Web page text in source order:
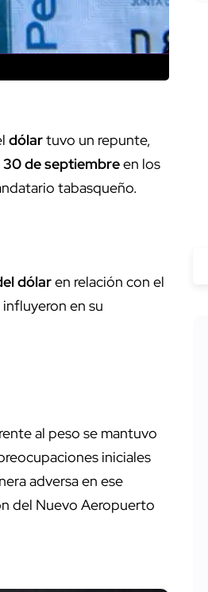
dólartuvo un repunte,
30 de septiembreen los
tabasqueño.
dólaren relación con el
en su
al peso se mantuvo
iniciales
adversa en ese
del Nuevo Aeropuerto